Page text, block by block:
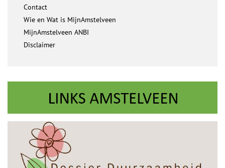
Contact
Wie en Wat is MijnAmstelveen
MijnAmstelveen ANBI
Disclaimer